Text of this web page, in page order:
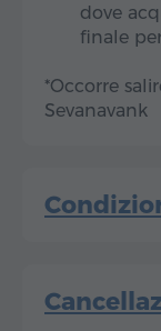
dove
finale
*Occorre
Sevanavank